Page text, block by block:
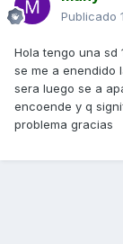
Publicado
Hola tengo una sd
se me a enendido
sera luego se a
encoende y q
problema gracias